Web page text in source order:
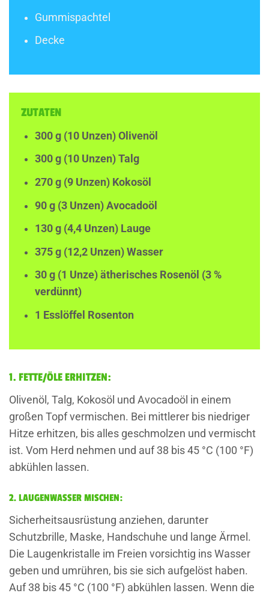
Gummispachtel
Decke
ZUTATEN
300 g (10 Unzen) Olivenöl
300 g (10 Unzen) Talg
270 g (9 Unzen) Kokosöl
90 g (3 Unzen) Avocadoöl
130 g (4,4 Unzen) Lauge
375 g (12,2 Unzen) Wasser
30 g (1 Unze) ätherisches Rosenöl (3 %
verdünnt)
1 Esslöffel Rosenton
1. FETTE/ÖLE ERHITZEN:
Olivenöl, Talg, Kokosöl und Avocadoöl in einem
großen Topf vermischen. Bei mittlerer bis niedriger
Hitze erhitzen, bis alles geschmolzen und vermischt
ist. Vom Herd nehmen und auf 38 bis 45 °C (100 °F)
abkühlen lassen.
2. LAUGENWASSER MISCHEN:
Sicherheitsausrüstung anziehen, darunter
Schutzbrille, Maske, Handschuhe und lange Ärmel.
Die Laugenkristalle im Freien vorsichtig ins Wasser
geben und umrühren, bis sie sich aufgelöst haben.
Auf 38 bis 45 °C (100 °F) abkühlen lassen. Wenn die